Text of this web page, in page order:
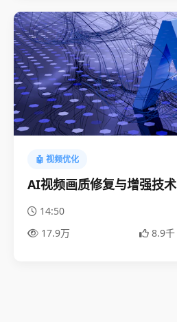
🤖 视频优化
AI视频画质修复与增强技术
14:50
17.9万
8.9千